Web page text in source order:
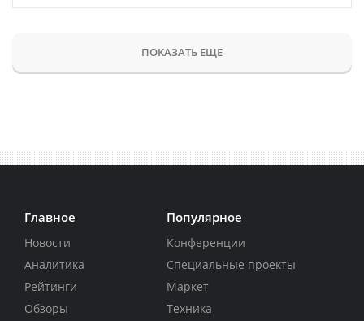
ПОКАЗАТЬ ЕЩЕ
Главное
Новости
Аналитика
Рейтинги
Обзоры
Популярное
Конференции
Специальные проекты
Маркет
Техника